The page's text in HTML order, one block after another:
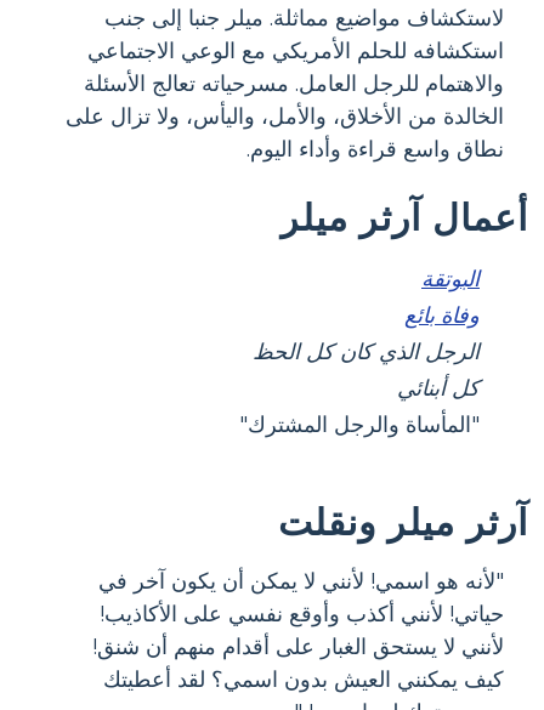
لاستكشاف مواضيع مماثلة. ميلر جنبا إلى جنب
استكشافه للحلم الأمريكي مع الوعي الاجتماعي
والاهتمام للرجل العامل. مسرحياته تعالج الأسئلة
الخالدة من الأخلاق، والأمل، واليأس، ولا تزال على
نطاق واسع قراءة وأداء اليوم.
أعمال آرثر ميلر
البوتقة
وفاة بائع
الرجل الذي كان كل الحظ
كل أبنائي
"المأساة والرجل المشترك"
آرثر ميلر ونقلت
"لأنه هو اسمي! لأنني لا يمكن أن يكون آخر في
حياتي! لأنني أكذب وأوقع نفسي على الأكاذيب!
لأنني لا يستحق الغبار على أقدام منهم أن شنق!
كيف يمكنني العيش بدون اسمي؟ لقد أعطيتك